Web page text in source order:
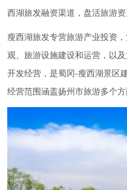
西湖旅发融资渠道，盘活旅游资
瘦西湖旅发专营旅游产业投资
观、旅游设施建设和运营，以
开发经营，是蜀冈-瘦西湖景区
经营范围涵盖扬州市旅游多个